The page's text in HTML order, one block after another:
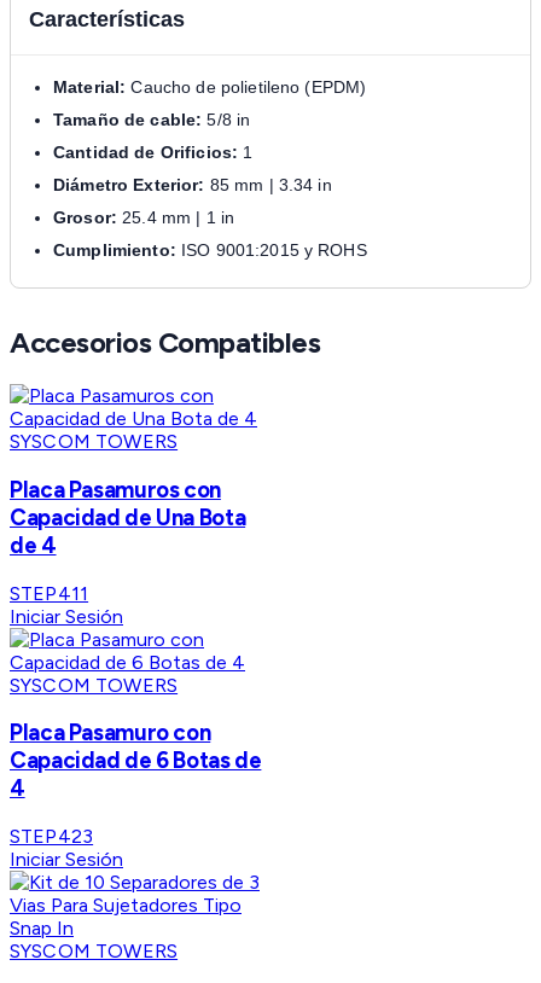
Características
Material: Caucho de polietileno (EPDM)
Tamaño de cable: 5/8 in
Cantidad de Orificios: 1
Diámetro Exterior: 85 mm | 3.34 in
Grosor: 25.4 mm | 1 in
Cumplimiento: ISO 9001:2015 y ROHS
Accesorios Compatibles
SYSCOM TOWERS
Placa Pasamuros con
Capacidad de Una Bota
de 4
STEP411
Iniciar Sesión
SYSCOM TOWERS
Placa Pasamuro con
Capacidad de 6 Botas de
4
STEP423
Iniciar Sesión
SYSCOM TOWERS